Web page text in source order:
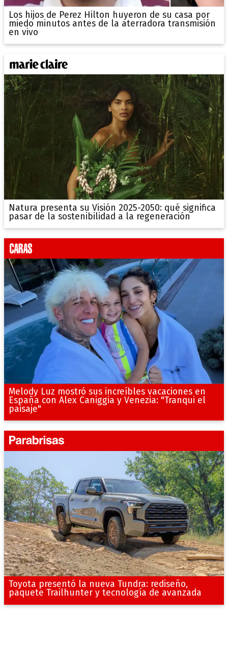
Los hijos de Perez Hilton huyeron de su casa por
miedo minutos antes de la aterradora transmisión
en vivo
Natura presenta su Visión 2025-2050: qué significa
pasar de la sostenibilidad a la regeneración
Melody Luz mostró sus increíbles vacaciones en
España con Alex Caniggia y Venezia: "Tranqui el
paisaje"
Toyota presentó la nueva Tundra: rediseño,
paquete Trailhunter y tecnología de avanzada